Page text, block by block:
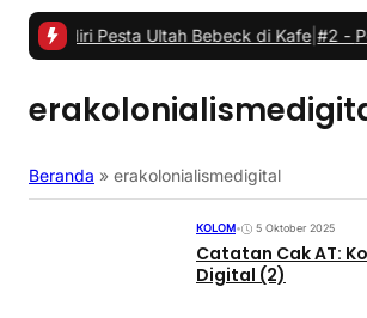
Ultah Bebeck di Kafe|#2 - Polres Metro
Beranda » erakolonialismedigital
KOLOM• 5 Oktober 2025
Catatan Cak AT:
Digital (2)